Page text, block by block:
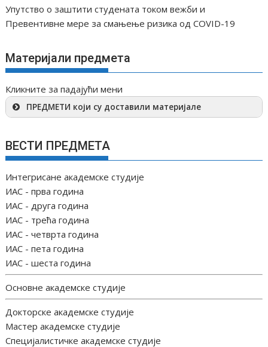
Упутство о заштити студената током вежби и
Превентивне мере за смањење ризика од COVID-19
Материјали предмета
Кликните за падајући мени
ПРЕДМЕТИ који су доставили материјале
ВЕСТИ ПРЕДМЕТА
Интегрисане академске студије
ИАС - прва година
ИАС - друга година
ИАС - трећа година
ИАС - четврта година
ИАС - пета година
ИАС - шеста година
Основне академске студије
Докторске академске студије
Мастер академске студије
Специјалистичке академске студије